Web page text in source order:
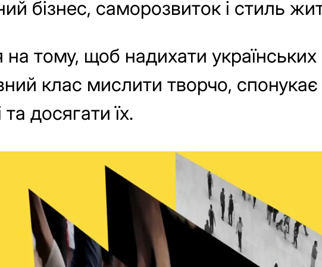
бізнес, саморозвиток і стиль
тому, щоб надихати українських
клас мислити творчо, спонукає
та досягати їх.